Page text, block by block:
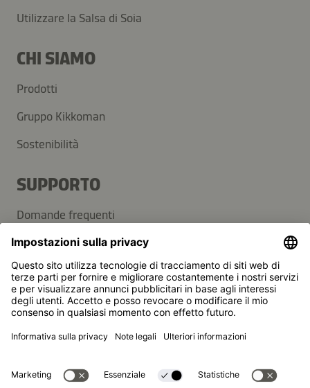
Utilizzare la Salsa di Soia
CHI SIAMO
Prodotti
Gruppo Kikkoman
Sostenibilità
SUPPORTO
Domande frequenti
Contatti
Newsletter
Kikkoman è un marchio registrato della Kikkoman
Corporation, Giappone.
Theodorstraße 180, 40472 Düsseldorf, Germany
Iscritta al registro del commercio del tribunale